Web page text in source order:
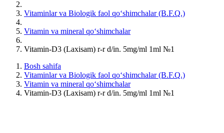
Vitaminlar va Biologik faol qo‘shimchalar (B.F.Q.)
Vitamin va mineral qo‘shimchalar
Vitamin-D3 (Laxisam) r-r d/in. 5mg/ml 1ml №1
Bosh sahifa
Vitaminlar va Biologik faol qo‘shimchalar (B.F.Q.)
Vitamin va mineral qo‘shimchalar
Vitamin-D3 (Laxisam) r-r d/in. 5mg/ml 1ml №1